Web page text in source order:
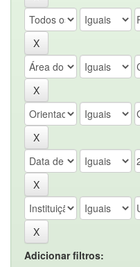
Adicionar filtros: